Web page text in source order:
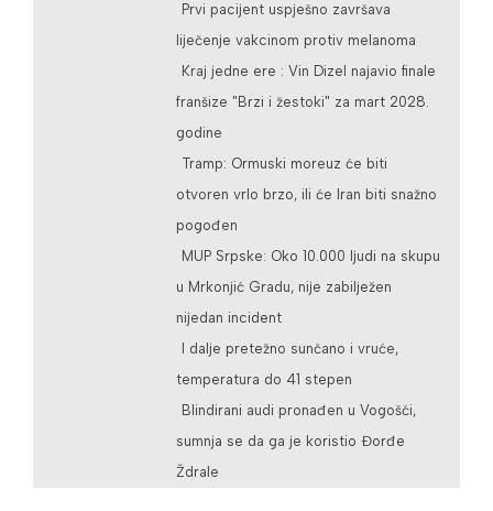
Prvi pacijent uspješno završava
liječenje vakcinom protiv melanoma
Kraj jedne ere : Vin Dizel najavio finale
franšize "Brzi i žestoki" za mart 2028.
godine
Tramp: Ormuski moreuz će biti
otvoren vrlo brzo, ili će Iran biti snažno
pogođen
MUP Srpske: Oko 10.000 ljudi na skupu
u Mrkonjić Gradu, nije zabilježen
nijedan incident
I dalje pretežno sunčano i vruće,
temperatura do 41 stepen
Blindirani audi pronađen u Vogošći,
sumnja se da ga je koristio Đorđe
Ždrale